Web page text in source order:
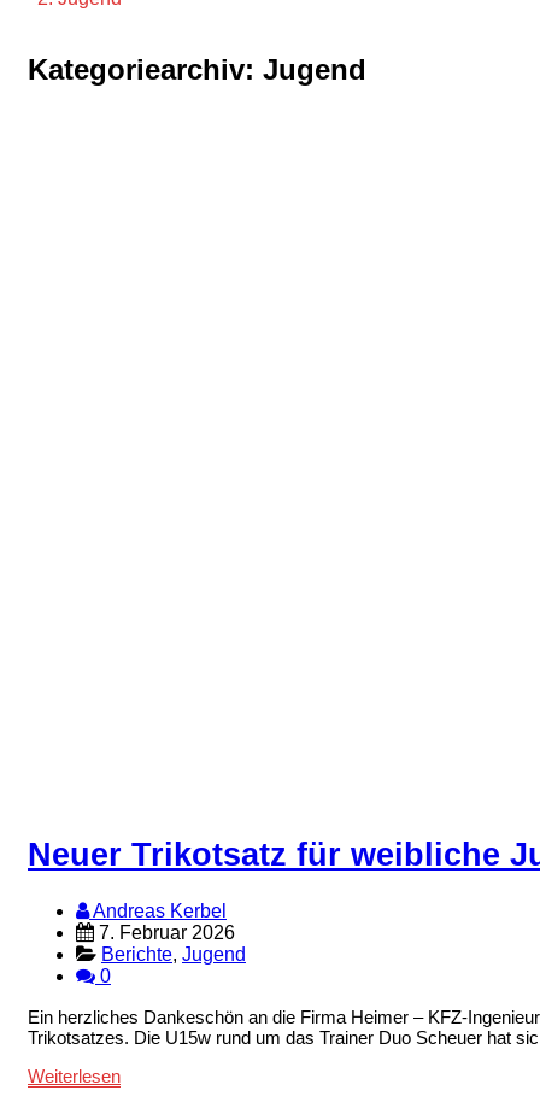
Kategoriearchiv: Jugend
Neuer Trikotsatz für weibliche
Andreas Kerbel
7. Februar 2026
Berichte, Jugend
0
Ein herzliches Dankeschön an die Firma Heimer – KFZ-
Trikotsatzes. Die U15w rund um das Trainer Duo Scheuer hat
Weiterlesen